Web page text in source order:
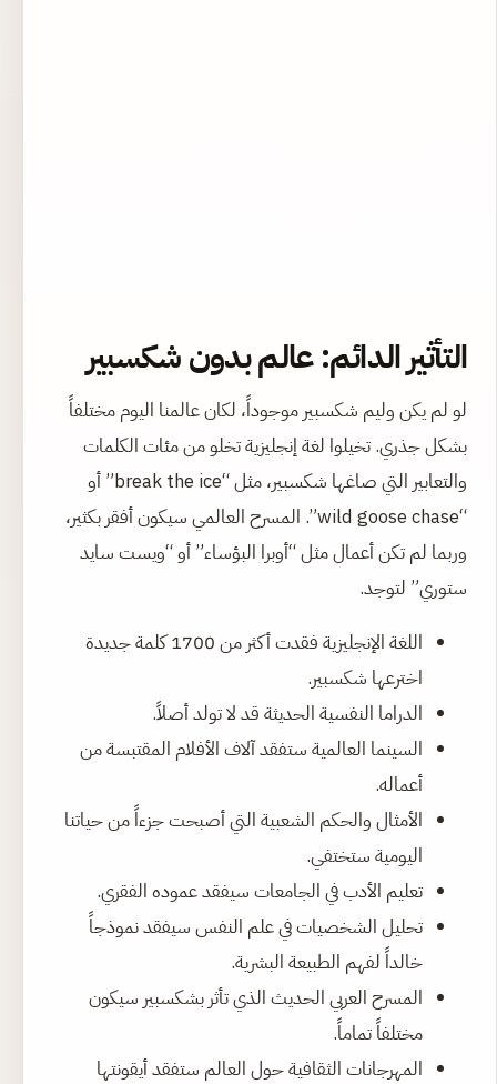
التأثير الدائم: عالم بدون شكسبير
لو لم يكن وليم شكسبير موجوداً، لكان عالمنا اليوم مختلفاً
بشكل جذري. تخيلوا لغة إنجليزية تخلو من مئات الكلمات
والتعابير التي صاغها شكسبير، مثل “break the ice” أو
“wild goose chase”. المسرح العالمي سيكون أفقر بكثير،
وربما لم تكن أعمال مثل “أوبرا البؤساء” أو “ويست سايد
ستوري” لتوجد.
اللغة الإنجليزية فقدت أكثر من 1700 كلمة جديدة
اخترعها شكسبير.
الدراما النفسية الحديثة قد لا تولد أصلاً.
السينما العالمية ستفقد آلاف الأفلام المقتبسة من
أعماله.
الأمثال والحكم الشعبية التي أصبحت جزءاً من حياتنا
اليومية ستختفي.
تعليم الأدب في الجامعات سيفقد عموده الفقري.
تحليل الشخصيات في علم النفس سيفقد نموذجاً
خالداً لفهم الطبيعة البشرية.
المسرح العربي الحديث الذي تأثر بشكسبير سيكون
مختلفاً تماماً.
المهرجانات الثقافية حول العالم ستفقد أيقونتها